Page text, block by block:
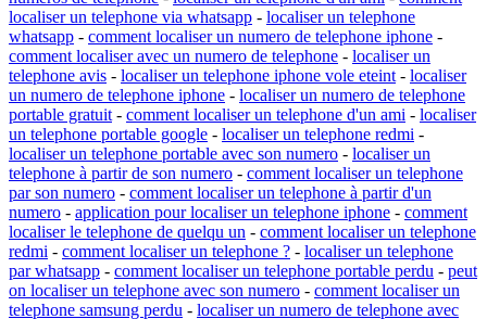
localiser un telephone via whatsapp - localiser un telephone
whatsapp - comment localiser un numero de telephone iphone -
comment localiser avec un numero de telephone - localiser un
telephone avis - localiser un telephone iphone vole eteint - localiser
un numero de telephone iphone - localiser un numero de telephone
portable gratuit - comment localiser un telephone d'un ami - localiser
un telephone portable google - localiser un telephone redmi -
localiser un telephone portable avec son numero - localiser un
telephone à partir de son numero - comment localiser un telephone
par son numero - comment localiser un telephone à partir d'un
numero - application pour localiser un telephone iphone - comment
localiser le telephone de quelqu un - comment localiser un telephone
redmi - comment localiser un telephone ? - localiser un telephone
par whatsapp - comment localiser un telephone portable perdu - peut
on localiser un telephone avec son numero - comment localiser un
telephone samsung perdu - localiser un numero de telephone avec